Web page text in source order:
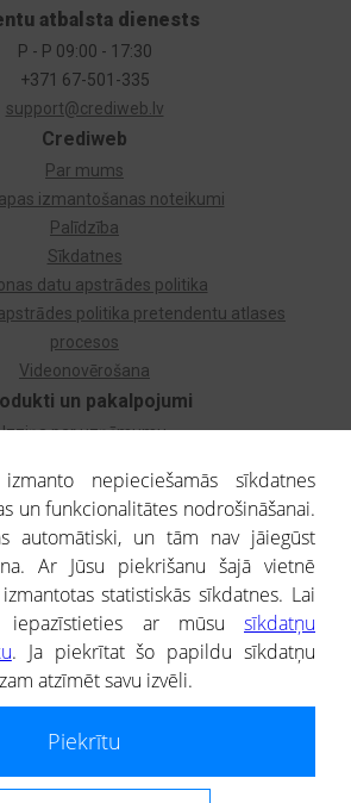
un pakalpojumi
Izziņa par uzņēmumu
Dzimtas koks
Uzņēmumu atlase
Monitorings
par ārvalstu uzņēmumiem
Crediweb
Par mums
izmantošanas noteikumi
Palīdzība
Sīkdatnes
datu apstrādes politika
politika pretendentu atlases
procesos
Videonovērošana
atbalsta dienests
P - P 09:00 - 17:30
+371 67-501-335
support@crediweb.lv
informācijai ir uzziņas raksturs, un tai nav
nepieciešamās sīkdatnes
un funkcionalitātes nodrošināšanai.
automātiski, un tām nav jāiegūst
Ar Jūsu piekrišanu šajā vietnē
statistiskās sīkdatnes. Lai
iepazīstieties ar mūsu sīkdatņu
. Ja piekrītat šo papildu sīkdatņu
atzīmēt savu izvēli.
Piekrītu